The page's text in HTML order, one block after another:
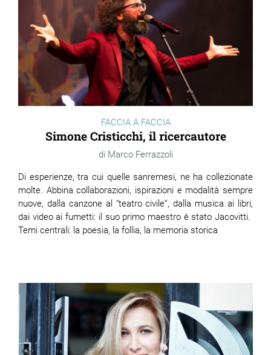
FACCIA A FACCIA
Simone Cristicchi, il ricercautore
Marco Ferrazzoli
Di esperienze, tra cui quelle sanremesi, ne ha collezionate
molte. Abbina collaborazioni, ispirazioni e modalità sempre
nuove, dalla canzone al “teatro civile”, dalla musica ai libri,
dai video ai fumetti: il suo primo maestro è stato Jacovitti.
Temi centrali: la poesia, la follia, la memoria storica